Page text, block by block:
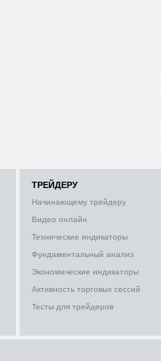
ТРЕЙДЕРУ
Начинающему трейдеру
Видео онлайн
Технические индикаторы
Фундаментальный анализ
Экономические индикаторы
Активность торговых сессий
Тесты для трейдеров